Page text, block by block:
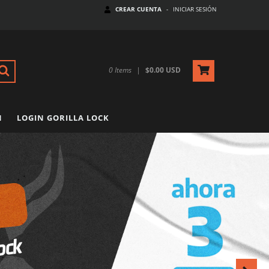
CREAR CUENTA - INICIAR SESIÓN
0Items | $0.00 USD
LOGIN GORILLA LOCK